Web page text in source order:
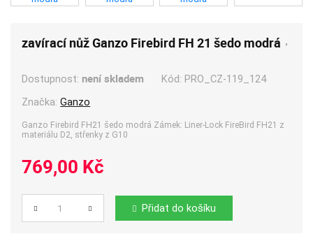
zavírací nůž Ganzo Firebird FH 21 šedo modrá
Dostupnost: není skladem Kód: PRO_CZ-119_124
Značka:Ganzo
Ganzo Firebird FH21 šedo modrá Zámek: Liner-Lock FireBird FH21 z
materiálu D2, střenky z G10
769,00 Kč
Počet Přidat do košíku